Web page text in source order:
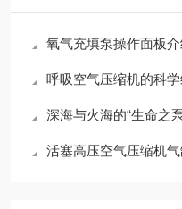
氧气充填泵操作面板介
呼吸空气压缩机的科
深海与火海的“生命之泵”：高
活塞高压空气压缩机